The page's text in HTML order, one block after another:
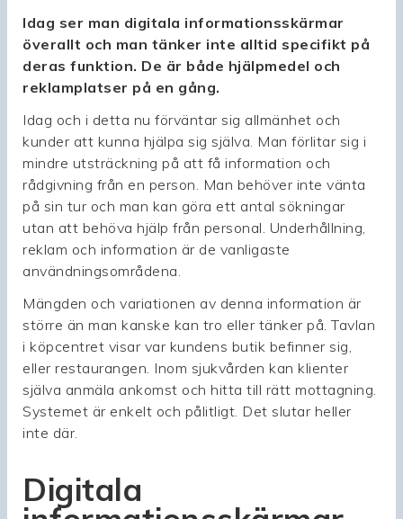
Idag ser man digitala informationsskärmar
överallt och man tänker inte alltid specifikt på
deras funktion. De är både hjälpmedel och
reklamplatser på en gång.
Idag och i detta nu förväntar sig allmänhet och
kunder att kunna hjälpa sig själva. Man förlitar sig i
mindre utsträckning på att få information och
rådgivning från en person. Man behöver inte vänta
på sin tur och man kan göra ett antal sökningar
utan att behöva hjälp från personal. Underhållning,
reklam och information är de vanligaste
användningsområdena.
Mängden och variationen av denna information är
större än man kanske kan tro eller tänker på. Tavlan
i köpcentret visar var kundens butik befinner sig,
eller restaurangen. Inom sjukvården kan klienter
själva anmäla ankomst och hitta till rätt mottagning.
Systemet är enkelt och pålitligt. Det slutar heller
inte där.
Digitala